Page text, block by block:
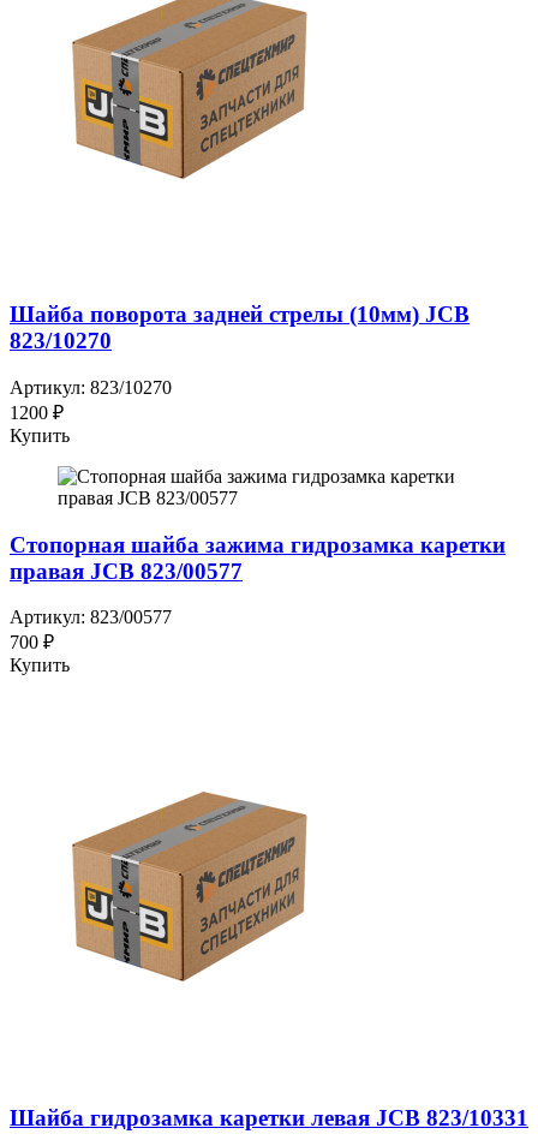
Шайба поворота задней стрелы (10мм) JCB
823/10270
Артикул: 823/10270
1200 ₽
Купить
Стопорная шайба зажима гидрозамка каретки
правая JCB 823/00577
Артикул: 823/00577
700 ₽
Купить
Шайба гидрозамка каретки левая JCB 823/10331